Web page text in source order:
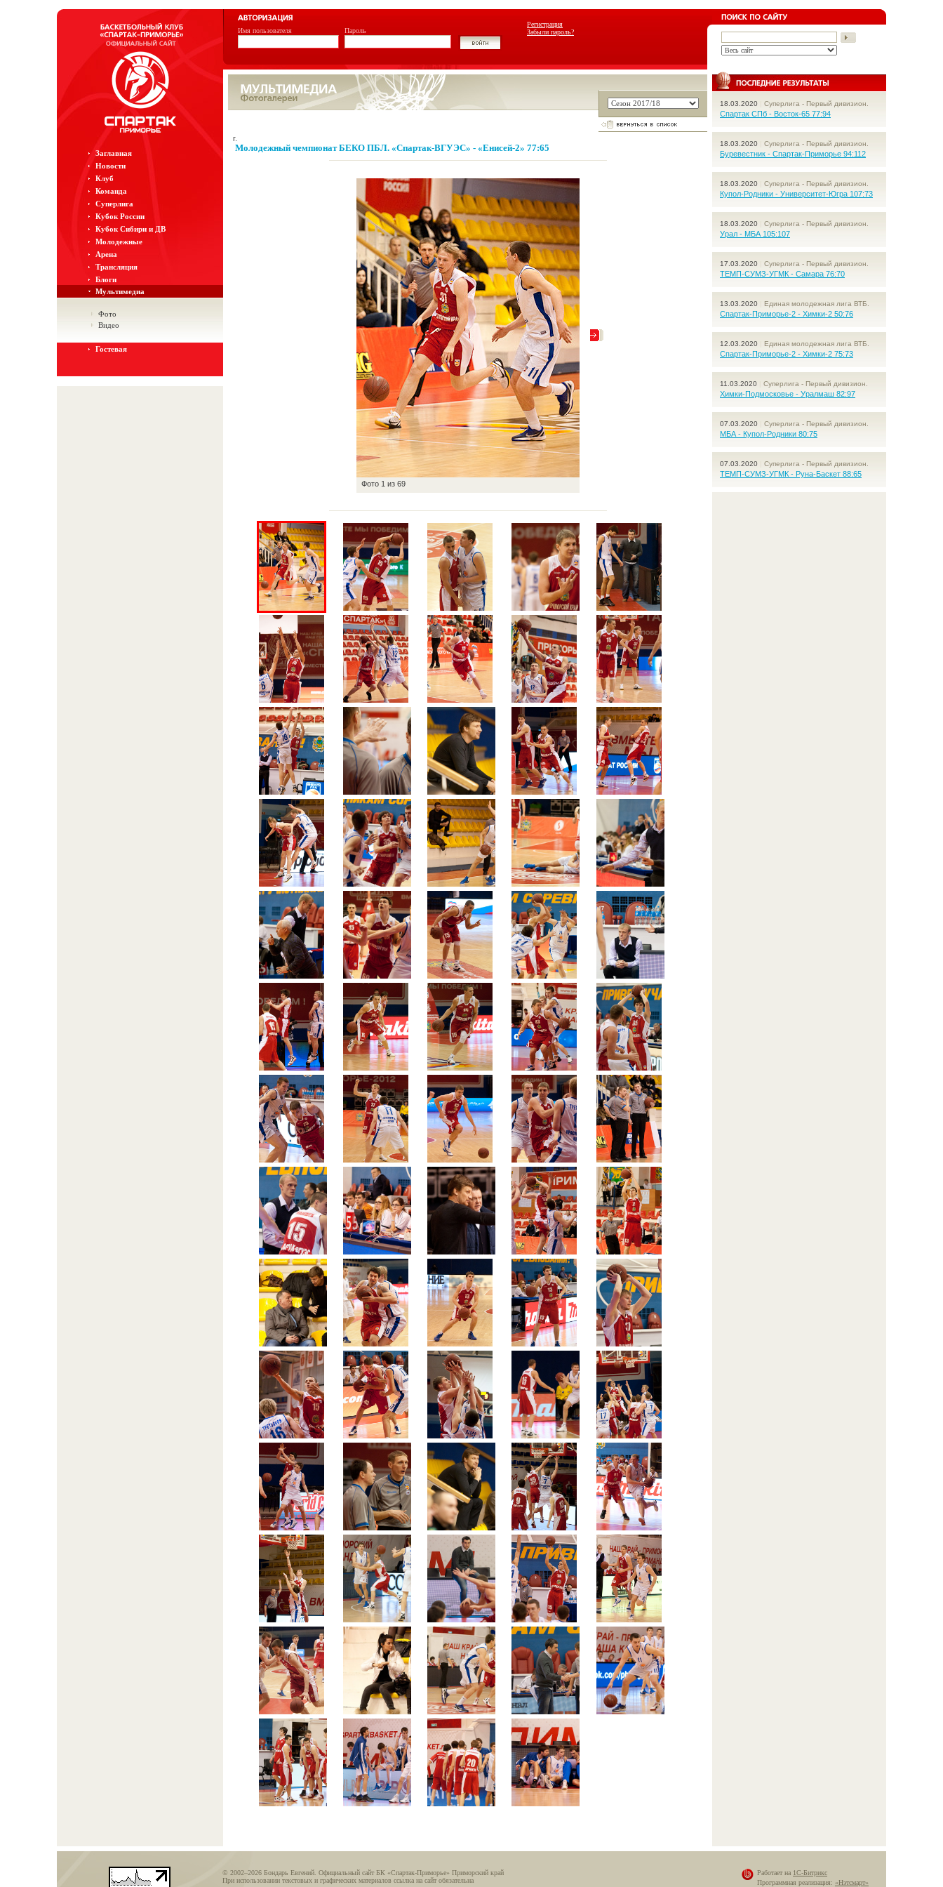
Регистрация
Забыли пароль?
Имя пользователя Пароль
Заглавная
Новости
Клуб
Команда
Суперлига
Кубок России
Кубок Сибири и ДВ
Молодежные
Арена
Трансляция
Блоги
Мультимедиа
Фото
Видео
Гостевая
г.
Молодежный чемпионат БЕКО ПБЛ. «Спартак-ВГУЭС» - «Енисей-2» 77:65
Фото 1 из 69
18.03.2020 Суперлига - Первый дивизион.
Спартак СПб - Восток-65 77:94
18.03.2020 Суперлига - Первый дивизион.
Буревестник - Спартак-Приморье 94:112
18.03.2020 Суперлига - Первый дивизион.
Купол-Родники - Университет-Югра 107:73
18.03.2020 Суперлига - Первый дивизион.
Урал - МБА 105:107
17.03.2020 Суперлига - Первый дивизион.
ТЕМП-СУМЗ-УГМК - Самара 76:70
13.03.2020 Единая молодежная лига ВТБ.
Спартак-Приморье-2 - Химки-2 50:76
12.03.2020 Единая молодежная лига ВТБ.
Спартак-Приморье-2 - Химки-2 75:73
11.03.2020 Суперлига - Первый дивизион.
Химки-Подмосковье - Уралмаш 82:97
07.03.2020 Суперлига - Первый дивизион.
МБА - Купол-Родники 80:75
07.03.2020 Суперлига - Первый дивизион.
ТЕМП-СУМЗ-УГМК - Руна-Баскет 88:65
© 2002–2026 Бондарь Евгений. Официальный сайт БК «Спартак-Приморье» Приморский край
При использовании текстовых и графических материалов ссылка на сайт обязательна
Работает на 1С-Битрикс
Программная реализация: «Нэтсмарт»